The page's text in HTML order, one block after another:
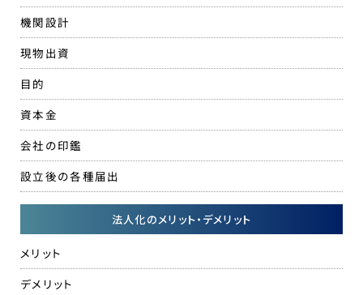
機関設計
現物出資
目的
資本金
会社の印鑑
設立後の各種届出
法人化のメリット・デメリット
メリット
デメリット